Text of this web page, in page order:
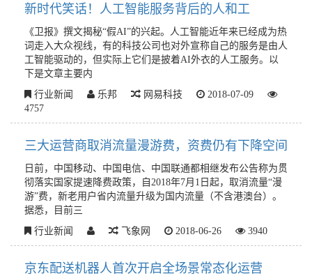
新时代笑话！人工智能服务背后的人和工
《卫报》撰文揭秘“假AI”的兴起。人工智能近年来已经成为热
词走入大众视线，有的科技公司也对外宣称自己的服务是由人
工智能驱动的，但实际上它们是披着AI外衣的人工服务。以
下是文章主要内
行业新闻
乐邦 网易科技
2018-07-09
4757
三大运营商取消流量漫游费，资费仍有下降空间
日前，中国移动、中国电信、中国联通都相继发布公告称为贯
彻落实国家提速降费政策，自2018年7月1日起，取消流量“漫
游”费，新老用户省内流量升级为国内流量（不含港澳台）。
据悉，目前三
行业新闻
飞象网 2018-06-26 3940
京东配送机器人首次开启全场景常态化运营